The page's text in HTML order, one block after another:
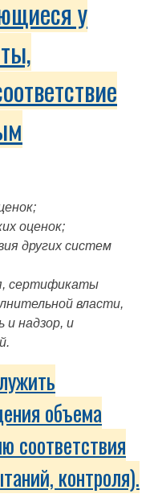
у
оценок;
других систем
сертификаты
власти,
надзор, и
объема
соответствия
контроля).